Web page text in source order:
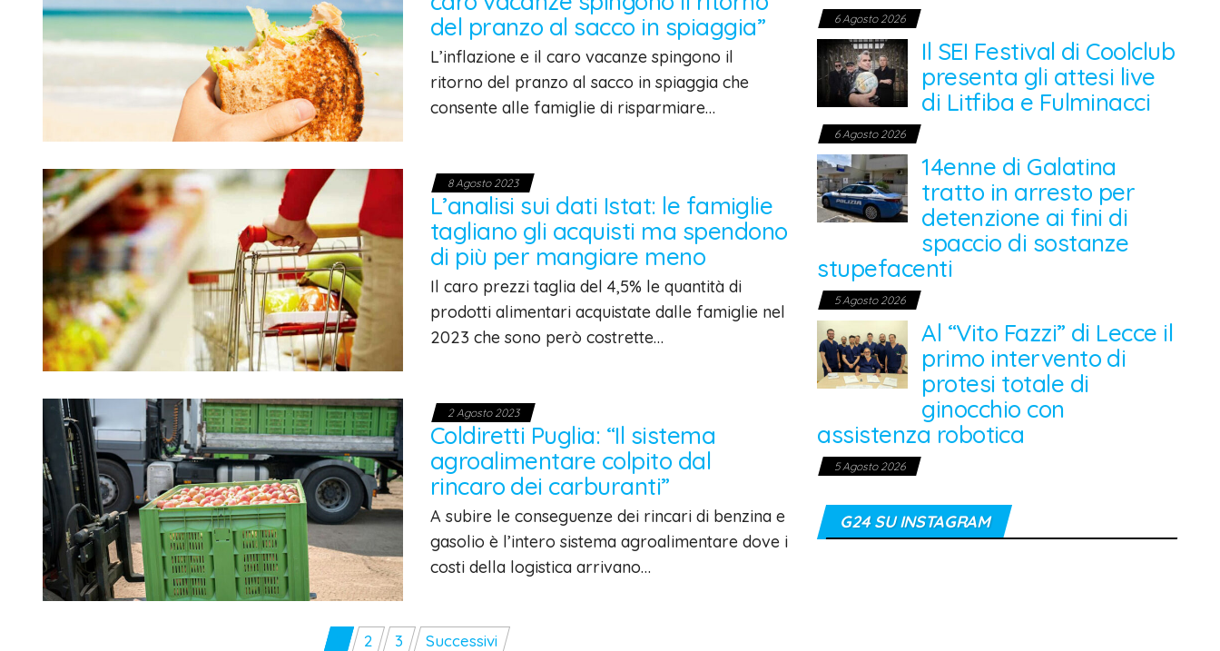
del pranzo al sacco in spiaggia”
L’inflazione e il caro vacanze spingono il
ritorno del pranzo al sacco in spiaggia che
consente alle famiglie di risparmiare…
8 Agosto 2023
L’analisi sui dati Istat: le famiglie
tagliano gli acquisti ma spendono
di più per mangiare meno
Il caro prezzi taglia del 4,5% le quantità di
prodotti alimentari acquistate dalle famiglie nel
2023 che sono però costrette…
2 Agosto 2023
Coldiretti Puglia: “Il sistema
agroalimentare colpito dal
rincaro dei carburanti”
A subire le conseguenze dei rincari di benzina e
gasolio è l’intero sistema agroalimentare dove i
costi della logistica arrivano…
2 3 Successivi
6 Agosto 2026
Il SEI Festival di Coolclub
presenta gli attesi live
di Litfiba e Fulminacci
6 Agosto 2026
14enne di Galatina
tratto in arresto per
detenzione ai fini di
spaccio di sostanze
stupefacenti
5 Agosto 2026
Al “Vito Fazzi” di Lecce il
primo intervento di
protesi totale di
ginocchio con
assistenza robotica
5 Agosto 2026
G24 SU INSTAGRAM